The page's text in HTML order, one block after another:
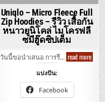
ยู
นิ
โคล่
สัมผัส
นุ่ม
Uniqlo – Micro Fleece Full
Zip Hoodies – รีวิว เสื้อกัน
หนาวยูนิโคล่ ไมโครฟลี
ซมีฮู๊ดซิปเต็ม
วันนี้ขอนำเสนอ การรี… read more
–
Micro
Fleece
แบ่งปัน:
Facebook